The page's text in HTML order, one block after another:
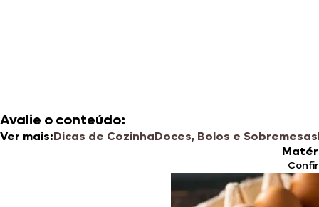
Avalie o conteúdo:
Ver mais:Dicas de CozinhaDoces, Bolos e Sobremesas